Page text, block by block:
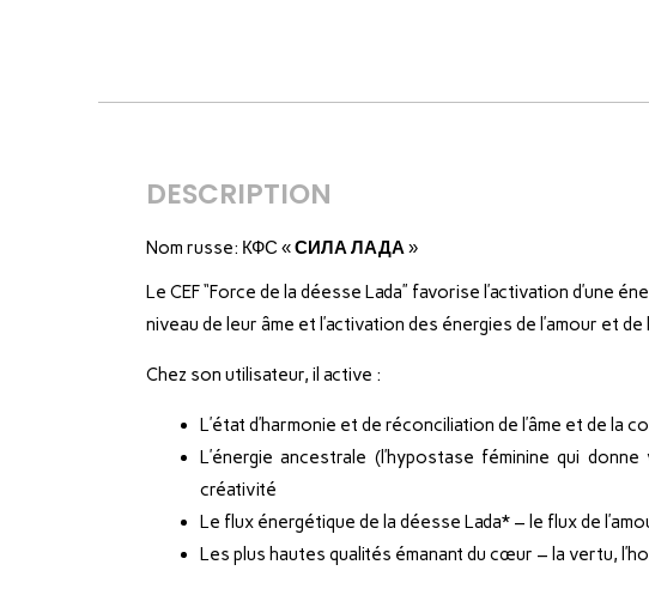
DESCRIPTION
Nom russe: КФС «СИЛА ЛАДА»
Le CEF “Force de la déesse Lada” favorise l’activation d’une
niveau de leur âme et l’activation des énergies de l’amour et de
Chez son utilisateur, il active :
L’état d’harmonie et de réconciliation de l’âme et de la
L’énergie ancestrale (l’hypostase féminine qui
créativité
Le flux énergétique de la déesse Lada* – le flux de
Les plus hautes qualités émanant du cœur – la vertu,